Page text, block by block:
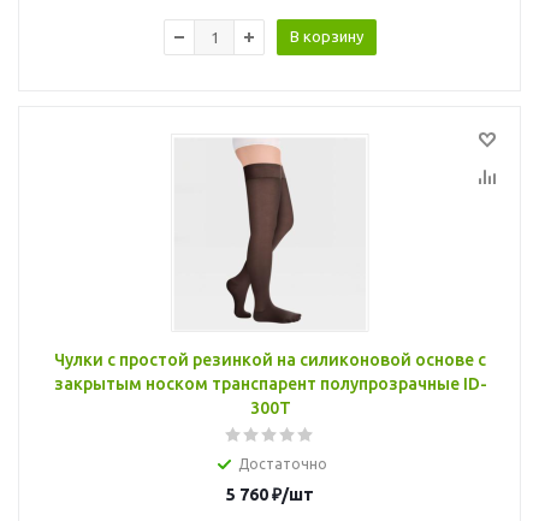
В корзину
Чулки с простой резинкой на силиконовой основе с
закрытым носком транспарент полупрозрачные ID-
300T
Достаточно
5 760₽/шт